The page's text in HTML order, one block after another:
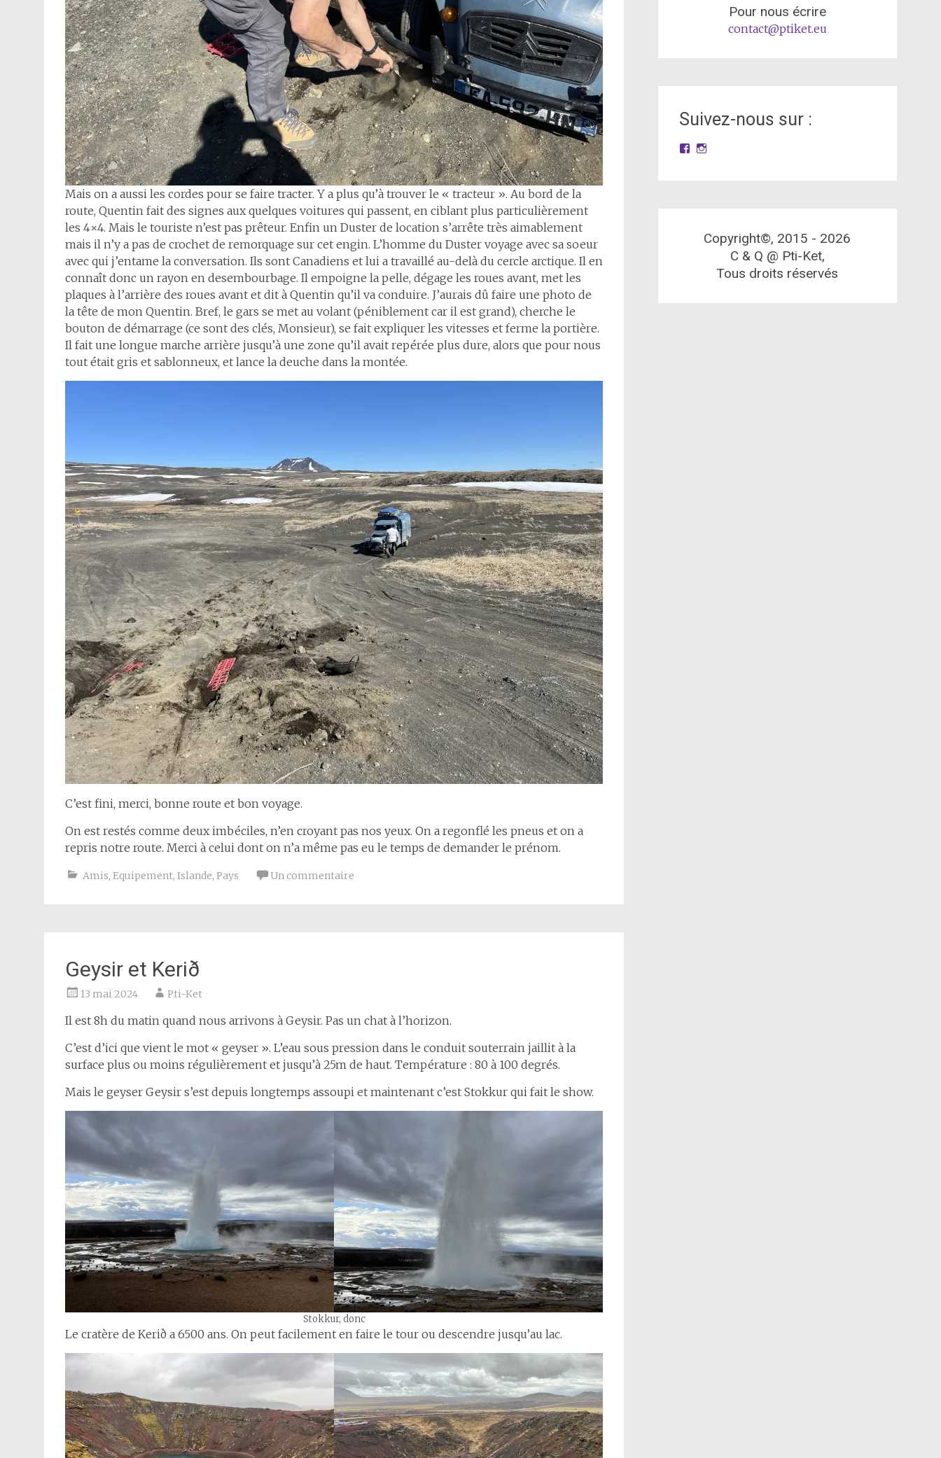
Mais on a aussi les cordes pour se faire tracter. Y a plus qu’à trouver le « tracteur ». Au bord de la
route, Quentin fait des signes aux quelques voitures qui passent, en ciblant plus particulièrement
les 4×4. Mais le touriste n’est pas prêteur. Enfin un Duster de location s’arrête très aimablement
mais il n’y a pas de crochet de remorquage sur cet engin. L’homme du Duster voyage avec sa soeur
avec qui j’entame la conversation. Ils sont Canadiens et lui a travaillé au-delà du cercle arctique. Il en
connaît donc un rayon en desembourbage. Il empoigne la pelle, dégage les roues avant, met les
plaques à l’arrière des roues avant et dit à Quentin qu’il va conduire. J’aurais dû faire une photo de
la tête de mon Quentin. Bref, le gars se met au volant (péniblement car il est grand), cherche le
bouton de démarrage (ce sont des clés, Monsieur), se fait expliquer les vitesses et ferme la portière.
Il fait une longue marche arrière jusqu’à une zone qu’il avait repérée plus dure, alors que pour nous
tout était gris et sablonneux, et lance la deuche dans la montée.
C’est fini, merci, bonne route et bon voyage.
On est restés comme deux imbéciles, n’en croyant pas nos yeux. On a regonflé les pneus et on a
repris notre route. Merci à celui dont on n’a même pas eu le temps de demander le prénom.
Amis, Equipement, Islande, Pays Un commentaire
Geysir et Kerið
13 mai 2024 Pti-Ket
Il est 8h du matin quand nous arrivons à Geysir. Pas un chat à l’horizon.
C’est d’ici que vient le mot « geyser ». L’eau sous pression dans le conduit souterrain jaillit à la
surface plus ou moins régulièrement et jusqu’à 25m de haut. Température : 80 à 100 degrés.
Mais le geyser Geysir s’est depuis longtemps assoupi et maintenant c’est Stokkur qui fait le show.
Stokkur, donc
Le cratère de Kerið a 6500 ans. On peut facilement en faire le tour ou descendre jusqu’au lac.
Pour nous écrire
contact@ptiket.eu
Suivez-nous sur :
Facebook
Instagram
Copyright©, 2015 - 2026
C & Q @ Pti-Ket,
Tous droits réservés